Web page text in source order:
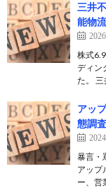
三井
能物
株式
ディン
た。
アッ
態調
暴言・
アップ
ー、営